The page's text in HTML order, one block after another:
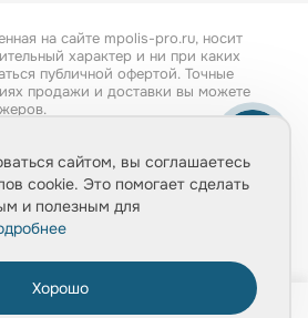
на сайте mpolis-pro.ru, носит
характер и ни при каких
публичной офертой. Точные
продажи и доставки вы можете
персональных данных
конфиденциальности
сайтом, вы соглашаетесь
cookie. Это помогает сделать
и полезным для
Хорошо